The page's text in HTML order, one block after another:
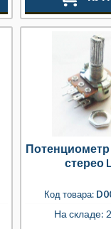
Потенциометр
стерео
Код товара:
На складе: